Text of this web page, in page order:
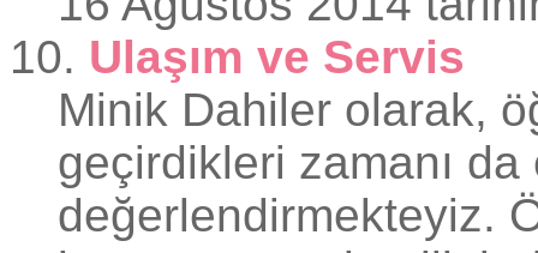
10. Ulaşım ve Servis
Minik Dahiler olarak,
geçirdikleri zamanı
değerlendirmekteyiz.